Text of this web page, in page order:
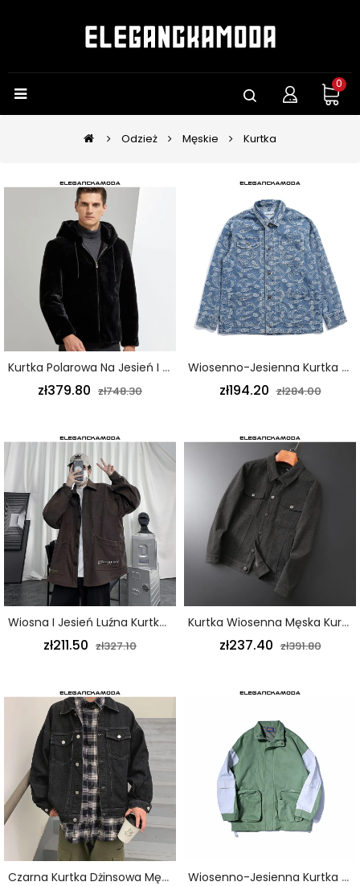
0
Odzież Męskie Kurtka
Kurtka Polarowa Na Jesień I Zimę Dorywczo Gruba Czarna Kurtka Z Kapturem
zł379.80 zł748.30
Wiosenno-Jesienna Kurtka Męska Krótka Kwiatowa Moda Niebieska
zł194.20 zł284.00
Wiosna I Jesień Luźna Kurtka Z Grubego Polaru Jelenia Kurtka Młodzieżowa Męska Brązowa
zł211.50 zł327.10
Kurtka Wiosenna Męska Kurtka Z Wieloma Kieszeniami Z Klapami Czarna
zł237.40 zł391.80
Czarna Kurtka Dżinsowa Męska Z Modnymi Narzędziami Wiosenno-Jesienna Kurtka Męska Narzędziowa Trójwymiarowa Kieszonkowa Zieleń